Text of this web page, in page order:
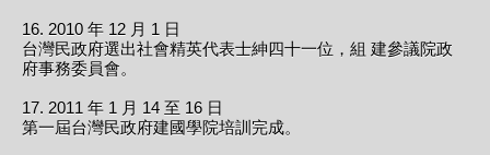
16. 2010 年 12 月 1 日
台灣民政府選出社會精英代表士紳四十一位，組 建參議院政
府事務委員會。
17. 2011 年 1 月 14 至 16 日
第一屆台灣民政府建國學院培訓完成。